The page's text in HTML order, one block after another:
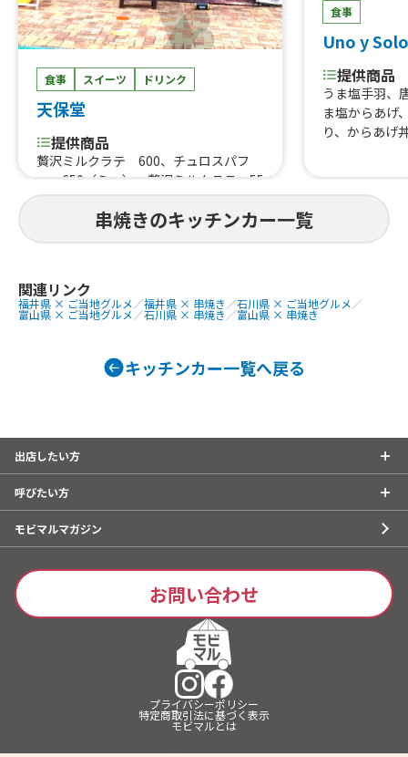
長崎角煮ま
ー
食事 スイーツ ドリンク
天保堂
提供商品
贅沢ミルクラテ 600、チュロスパフ
ェ 650（ミニ）、贅沢ミルクラテ 55
0、贅沢ミルクラテ 500、ドリンク
（フルーツティー）500、チュロス 50
ットグ、ネギ塩豚カルビ丼、牛すき鍋
丼 900、牛タン元丼 1200、牛たん
食事
Uno y Solo
提供商品
うま塩手羽、
ま塩からあげ
り、からあげ
カメンチ、
まいもステ
せ、クリーム
緑茶ハイ、ク
串焼きのキッチンカー一覧
関連リンク
福井県 × ご当地グルメ／福井県 × 串焼き ／石川県 × ご当地グルメ／
富山県 × ご当地グルメ／石川県 × 串焼き／富山県 × 串焼き
キッチンカー一覧へ戻る
出店したい方
呼びたい方
モビマルマガジン
お問い合わせ
プライバシーポリシー
特定商取引法に基づく表示
モビマルとは